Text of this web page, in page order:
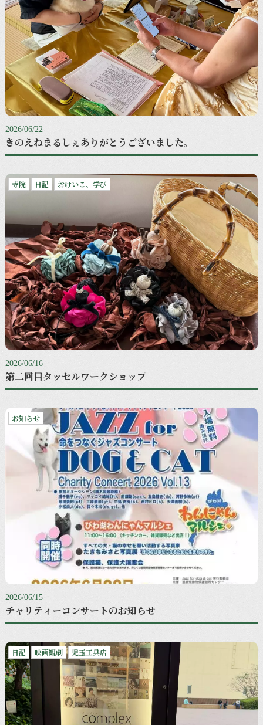
2026/06/22
きのえねまるしぇありがとうございました。
寺院 日記 おけいこ、学び
2026/06/16
第二回目タッセルワークショップ
お知らせ
2026/06/15
チャリティーコンサートのお知らせ
日記 映画観劇 児玉工具店